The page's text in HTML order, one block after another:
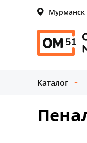
Мурманск
Каталог